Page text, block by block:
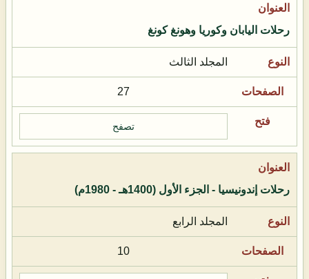
رحلات اليابان وكوريا وهونغ كونغ
المجلد الثالث
27
تصفح
رحلات إندونيسيا - الجزء الأول (1400هـ - 1980م)
المجلد الرابع
10